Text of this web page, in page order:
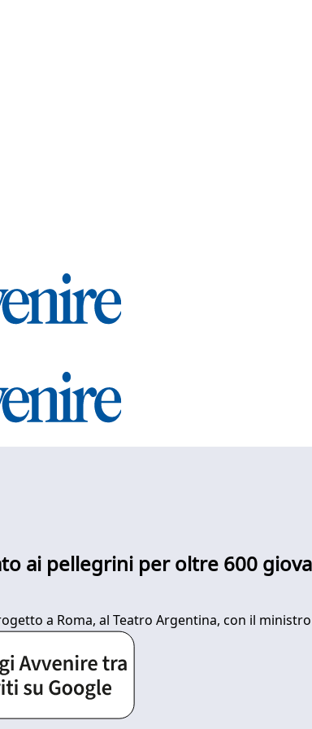
ai pellegrini per oltre 600
a Roma, al Teatro Argentina, con il